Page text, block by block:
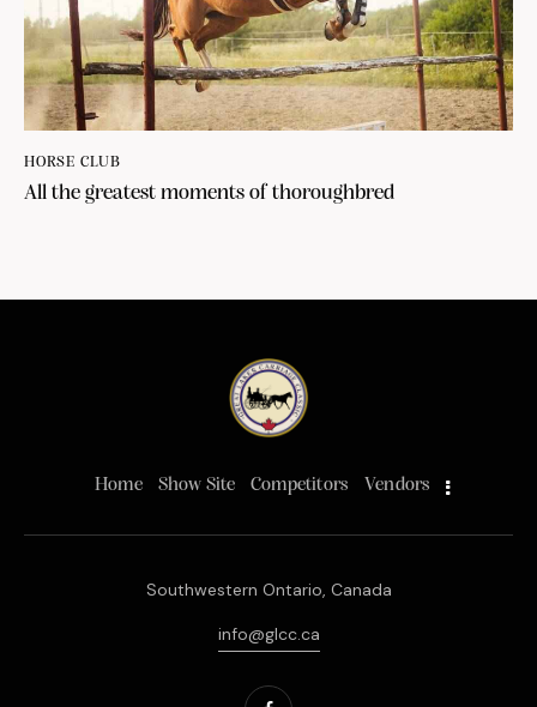
HORSE CLUB
All the greatest moments of thoroughbred
Home Show Site Competitors Vendors
Southwestern Ontario, Canada
info@glcc.ca